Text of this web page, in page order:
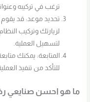
ترغب في تركيبه
تحديد موعد: قد
لزيارتك وتركيب
لتسهيل العملية.
المتابعة: يمكنك
للتأكد من تنفيذ
ما هو احسن صنايعي